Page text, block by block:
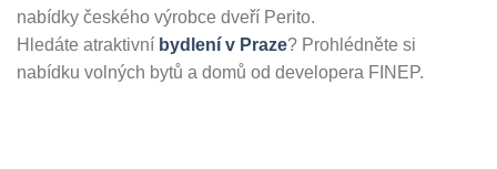
nabídky českého výrobce dveří Perito.
Hledáte atraktivní bydlení v Praze? Prohlédněte si
nabídku volných bytů a domů od developera FINEP.